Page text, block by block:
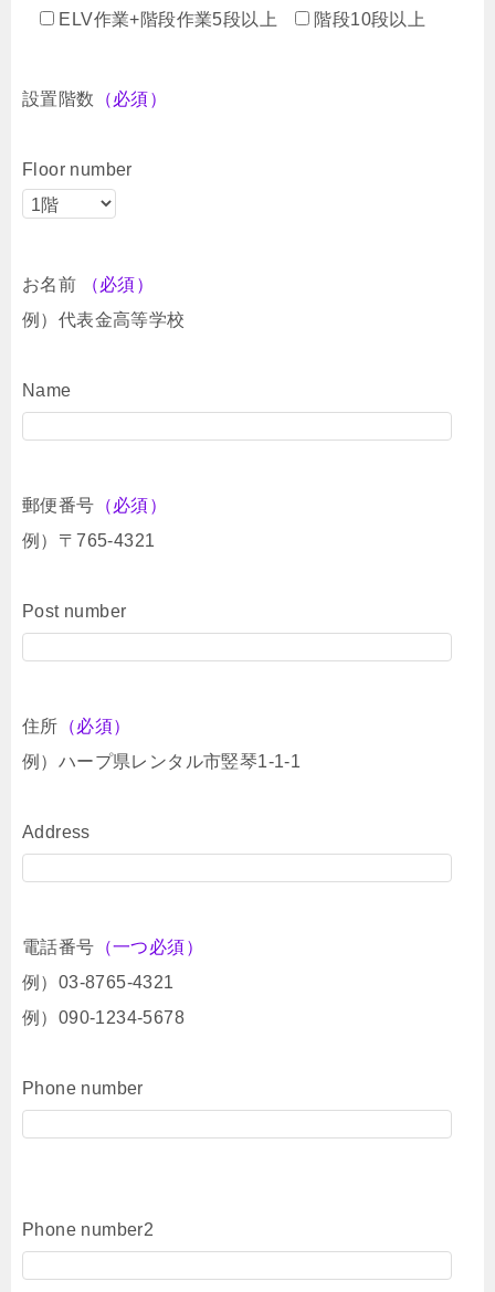
ELV作業+階段作業5段以上
階段10段以上
設置階数 （必須）
Floor number
お名前
（必須）
例）代表金高等学校
Name
郵便番号 （必須）
例）〒765-4321
Post number
住所 （必須）
例）ハープ県レンタル市竪琴1-1-1
Address
電話番号 （一つ必須）
例）03-8765-4321
例）090-1234-5678
Phone number
Phone number2